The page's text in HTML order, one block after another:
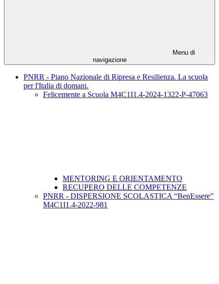
Menu di
navigazione
PNRR - Piano Nazionale di Ripresa e Resilienza. La scuola
per l'Italia di domani.
Felicemente a Scuola M4C1I1.4-2024-1322-P-47063
MENTORING E ORIENTAMENTO
RECUPERO DELLE COMPETENZE
PNRR - DISPERSIONE SCOLASTICA “BenEssere”
M4C1I1.4-2022-981